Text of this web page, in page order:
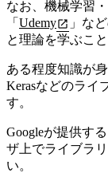
なお、機械学習
「 Udemy
」な
と理論を学ぶこ
ある程度知識が身
Kerasなどのライ
す。
Googleが提供する
ザ上でライブラ
い。